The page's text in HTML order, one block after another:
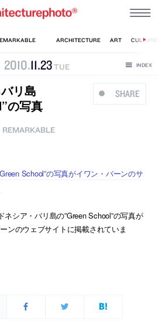
2010.11.23TUE
SHARE
リ島
の写真
REMARKABLE
School”の写真がイワン・バーンのサ
シア・バリ島の”Green School”の写真が
ンのウェブサイトに掲載されていま